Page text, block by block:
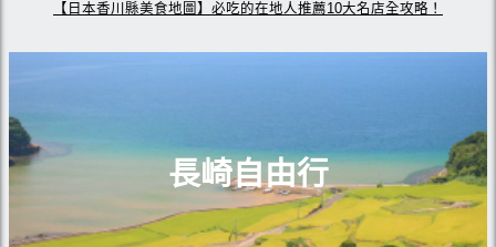
【日本香川縣美食地圖】必吃的在地人推薦10大名店全攻略！
長崎自由行